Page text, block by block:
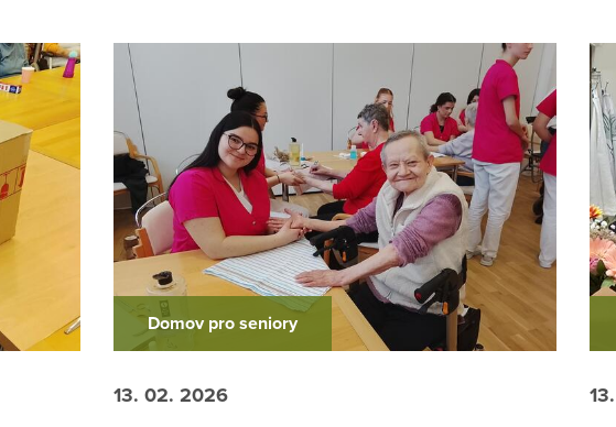
Domov pro seniory
13. 02. 2026